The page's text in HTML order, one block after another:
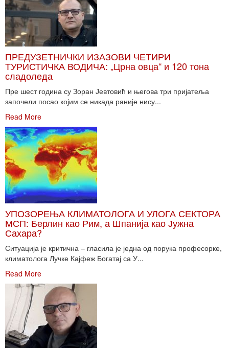
ПРЕДУЗЕТНИЧКИ ИЗАЗОВИ ЧЕТИРИ
ТУРИСТИЧКА ВОДИЧА: „Црна овца“ и 120 тона
сладоледа
Пре шест година су Зоран Јевтовић и његова три пријатеља
започели посао којим се никада раније нису...
Read More
УПОЗОРЕЊА КЛИМАТОЛОГА И УЛОГА СЕКТОРА
МСП: Берлин као Рим, а Шпанија као Јужна
Сахара?
Ситуација је критична – гласила је једна од порука професорке,
климатолога Лучке Кајфеж Богатај са У...
Read More